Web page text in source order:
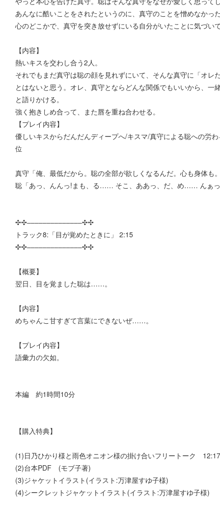
あんなに酷いことをされたというのに、真守のことを憎めなかっ
心のどこかで、真守を突き放せずにいる自分がいたことに気づい
【内容】
熱いキスを交わし合う2人。
それでもまだ真守は聡の顔を見れずにいて、そんな真守に「オ
とはないと思う。オレ、真守とならどんな関係でもいいから、
と語りかける。
強く抱きしめ合って、また唇を重ね合わせる。
【プレイ内容】
優しいキスからだんだんディープへ/キスマ/真守による聡への労
位
真守「俺、最低だから。聡の全部が欲しくなるんだ。心も身体も
聡「あっ、んんっ!まも、る…… そこ、ああっ、だ、め…… んぁ
✣✣­­–­­–­­–­­–­­–­­–­­–­­–­­–­­–­­–­­–­­–­­–✣✣
トラック8:「目が覚めたときに」 2:15
✣✣­­–­­–­­–­­–­­–­­–­­–­­–­­–­­–­­–­­–­­–­­–✣✣
【概要】
翌日、目を覚ました聡は……。
【内容】
めちゃんこ甘すぎて言葉にできないぜ……。
【プレイ内容】
語彙力の欠如。
本編 約1時間10分
【購入特典】
(1)日乃ひかり様と雨色オニオン様の掛け合いフリートーク 12:17
(2)台本PDF (モブ子著)
(3)ジャケットイラスト(イラスト:万津屋すゆ子様)
(4)シークレットジャケットイラスト(イラスト:万津屋すゆ子様)